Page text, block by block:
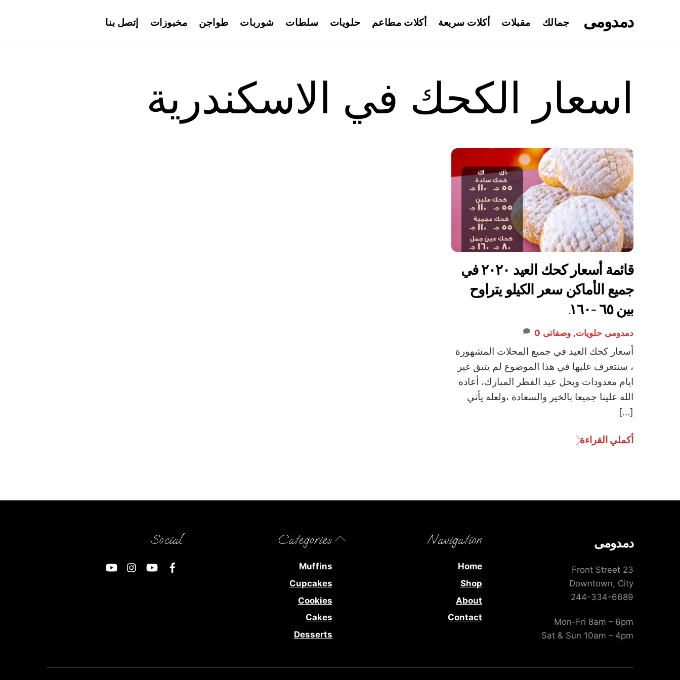
دمدومى جمالك مقبلات أكلات سريعة أكلات مطاعم حلويات سلطات شوربات طواجن مخبوزات إتصل بنا
اسعار الكحك في الاسكندرية
قائمة أسعار كحك العيد ٢٠٢٠ في
جميع الأماكن سعر الكيلو يتراوح
بين ٦٥ -١٦٠.
دمدومى حلويات, وصفاتى 0
أسعار كحك العيد في جميع المحلات المشهورة
، سنتعرف عليها في هذا الموضوع لم يتبق غير
ايام معدودات ويحل عيد الفطر المبارك، أعاده
الله علينا جميعا بالخير والسعادة ،ولعله يأتي
[…]
أكملي القراءة
Back
Top
دمدومى
23 Front Street
Downtown, City
244-334-6689
Mon-Fri 8am – 6pm
Sat & Sun 10am – 4pm
Navigation
Home
Shop
About
Contact
Categories
Muffins
Cupcakes
Cookies
Cakes
Desserts
Social